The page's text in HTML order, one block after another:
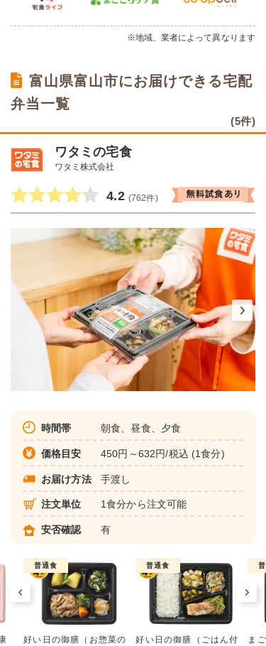
※地域、業者によって異なります
富山県富山市にお届けできる宅配
弁当一覧
(5件)
ワタミの宅食
ワタミ株式会社
4.2 (762件)
時間帯 朝食、昼食、夕食
価格目安 450円～632円/税込 (1食分)
お届け方法 手渡し
注文単位 1食分から注文可能
安否確認 有
普通食
好い日の御膳（お惣菜の
普通食
好い日の御膳（ごはん付
ま